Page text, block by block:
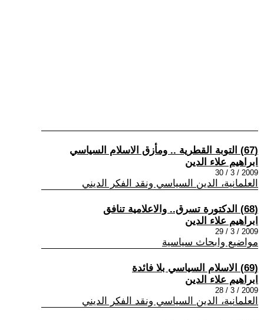
(67) التوبة القطرية .. ومأزق الاسلام السياسي
ابراهيم علاء الدين
2009 / 3 / 30
العلمانية، الدين السياسي ونقد الفكر الديني
(68) الدكتورة تسرق.. والاعلامية تنافق
ابراهيم علاء الدين
2009 / 3 / 29
مواضيع وابحاث سياسية
(69) الاسلام السياسي بلا فائدة
ابراهيم علاء الدين
2009 / 3 / 28
العلمانية، الدين السياسي ونقد الفكر الديني